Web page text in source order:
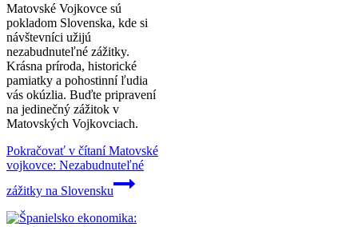
Matovské Vojkovce sú
pokladom Slovenska, kde si
návštevníci užijú
nezabudnuteľné zážitky.
Krásna príroda, historické
pamiatky a pohostinní ľudia
vás okúzlia. Buďte pripravení
na jedinečný zážitok v
Matovských Vojkovciach.
Pokračovať v čítaníMatovské
vojkovce: Nezabudnuteľné
zážitky na Slovensku